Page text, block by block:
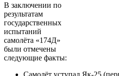
В заключении по
результатам
государственных
испытаний
самолёта «174Д»
были отмечены
следующие факты:
Самолёт уступал Як-25